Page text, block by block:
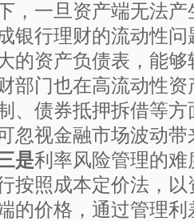
，一旦资产端无法
银行理财的流动性
的资产负债表，能
部门也在高流动性
、债券抵押拆借等
忽视金融市场波动
是利率风险管理的
按照成本定价法，
的价格，通过管理